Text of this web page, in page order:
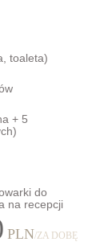
toaleta)
+ 5
do
na recepcji
PLN/ZA DOBĘ